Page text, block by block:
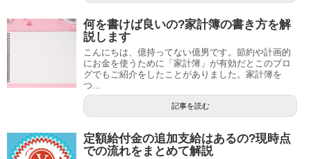
何を書けば良いの?家計簿の書き方を解
説します
こんにちは、億持ってない億男です。節約や計画的
にお金を使うために「家計簿」が有効だとこのブロ
グでもご紹介をしたことがありました。家計簿を
つ...
記事を読む
定額給付金の追加支給はあるの?現時点
での流れをまとめて解説